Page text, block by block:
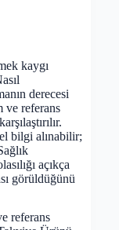
kaygı
derecesi
ve referans
bilgi alınabilir;
açıkça
görüldüğünü
referans